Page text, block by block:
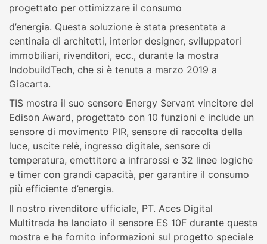
progettato per ottimizzare il consumo
d’energia. Questa soluzione è stata presentata a
centinaia di architetti, interior designer, sviluppatori
immobiliari, rivenditori, ecc., durante la mostra
IndobuildTech, che si è tenuta a marzo 2019 a
Giacarta.
TIS mostra il suo sensore Energy Servant vincitore del
Edison Award, progettato con 10 funzioni e include un
sensore di movimento PIR, sensore di raccolta della
luce, uscite relè, ingresso digitale, sensore di
temperatura, emettitore a infrarossi e 32 linee logiche
e timer con grandi capacità, per garantire il consumo
più efficiente d’energia.
Il nostro rivenditore ufficiale, PT. Aces Digital
Multitrada ha lanciato il sensore ES 10F durante questa
mostra e ha fornito informazioni sul progetto speciale